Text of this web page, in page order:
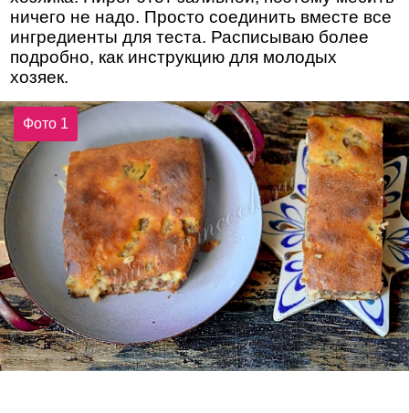
ничего не надо. Просто соединить вместе все
ингредиенты для теста. Расписываю более
подробно, как инструкцию для молодых
хозяек.
Фото 1